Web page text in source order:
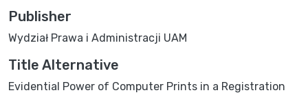
Publisher
Wydział Prawa i Administracji UAM
Title Alternative
Evidential Power of Computer Prints in a Registration